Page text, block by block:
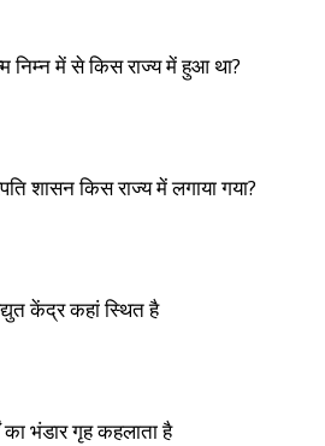
निम्न में से किस राज्य में हुआ था?
शासन किस राज्य में लगाया गया?
केंद्र कहां स्थित है
का भंडार गृह कहलाता है